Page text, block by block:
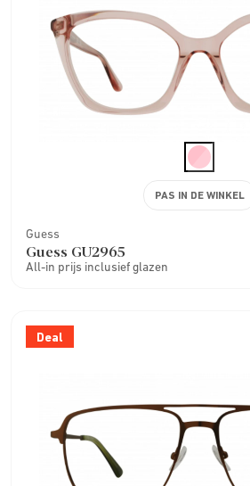
Guess
Guess GU2965
All-in prijs inclusief glazen
PAS IN DE WINKEL
Deal